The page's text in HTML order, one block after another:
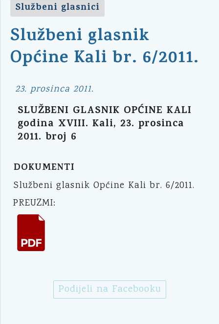
Službeni glasnici
Službeni glasnik
Općine Kali br. 6/2011.
23. prosinca 2011.
SLUŽBENI GLASNIK OPĆINE KALI
godina XVIII. Kali, 23. prosinca
2011. broj 6
DOKUMENTI
Službeni glasnik Općine Kali br. 6/2011.
PREUZMI:
Podijeli na Facebooku